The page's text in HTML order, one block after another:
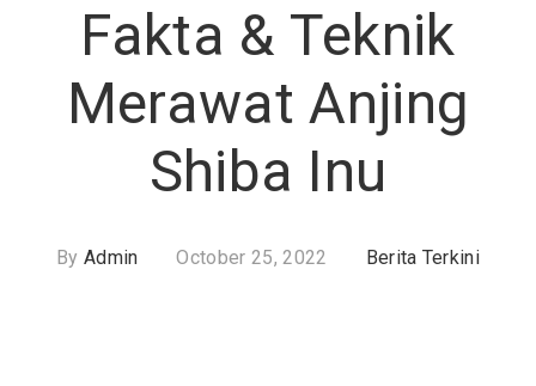
Fakta & Teknik
Merawat Anjing
Shiba Inu
By Admin October 25, 2022 Berita Terkini